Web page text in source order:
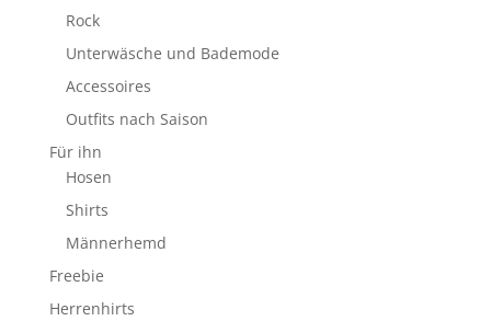
Rock
Unterwäsche und Bademode
Accessoires
Outfits nach Saison
Für ihn
Hosen
Shirts
Männerhemd
Freebie
Herrenhirts